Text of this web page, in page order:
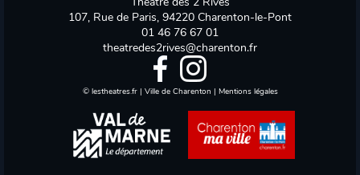
107, Rue de Paris, 94220 Charenton-le-Pont
01 46 76 67 01
theatredes2rives@charenton.fr
© lestheatres.fr| Ville de Charenton | Mentions légales